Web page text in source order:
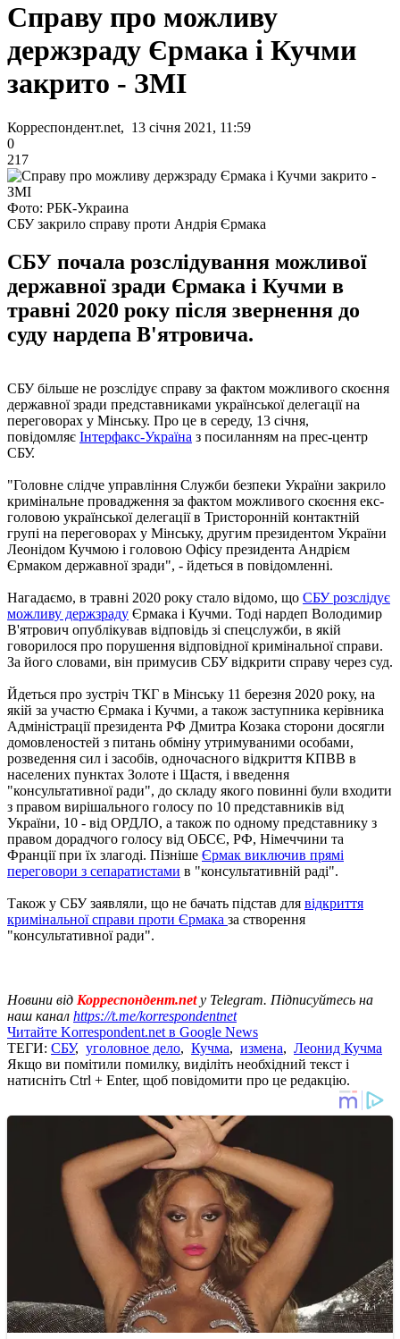
Справу про можливу
держзраду Єрмака і Кучми
закрито - ЗМІ
Корреспондент.net, 13 січня 2021, 11:59
0
217
Фото: РБК-Украина
СБУ закрило справу проти Андрія Єрмака
СБУ почала розслідування можливої
державної зради Єрмака і Кучми в
травні 2020 року після звернення до
суду нардепа В'ятровича.
СБУ більше не розслідує справу за фактом можливого скоєння
державної зради представниками української делегації на
переговорах у Мінську. Про це в середу, 13 січня,
повідомляє Інтерфакс-Україна з посиланням на прес-центр
СБУ.
"Головне слідче управління Служби безпеки України закрило
кримінальне провадження за фактом можливого скоєння екс-
головою української делегації в Тристоронній контактній
групі на переговорах у Мінську, другим президентом України
Леонідом Кучмою і головою Офісу президента Андрієм
Єрмаком державної зради", - йдеться в повідомленні.
Нагадаємо, в травні 2020 року стало відомо, що СБУ розслідує
можливу держзраду Єрмака і Кучми. Тоді нардеп Володимир
В'ятрович опублікував відповідь зі спецслужби, в якій
говорилося про порушення відповідної кримінальної справи.
За його словами, він примусив СБУ відкрити справу через суд.
Йдеться про зустріч ТКГ в Мінську 11 березня 2020 року, на
якій за участю Єрмака і Кучми, а також заступника керівника
Адміністрації президента РФ Дмитра Козака сторони досягли
домовленостей з питань обміну утримуваними особами,
розведення сил і засобів, одночасного відкриття КПВВ в
населених пунктах Золоте і Щастя, і введення
"консультативної ради", до складу якого повинні були входити
з правом вирішального голосу по 10 представників від
України, 10 - від ОРДЛО, а також по одному представнику з
правом дорадчого голосу від ОБСЄ, РФ, Німеччини та
Франції при їх злагоді. Пізніше Єрмак виключив прямі
переговори з сепаратистами в "консультативній раді".
Також у СБУ заявляли, що не бачать підстав для відкриття
кримінальної справи проти Єрмака за створення
"консультативної ради".
Новини від Корреспондент.netу Telegram. Підписуйтесь на
наш канал https://t.me/korrespondentnet
Читайте Korrespondent.net в Google News
ТЕГИ: СБУ, уголовное дело, Кучма, измена, Леонид Кучма
Якщо ви помітили помилку, виділіть необхідний текст і
натисніть Ctrl + Enter, щоб повідомити про це редакцію.